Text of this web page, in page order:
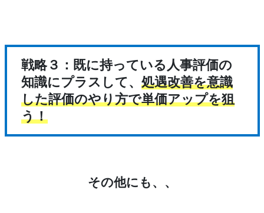
戦略３：既に持っている人事評価の
知識にプラスして、 処遇改善を意識
した評価のやり方で単価アップを狙
う！
その他にも、、